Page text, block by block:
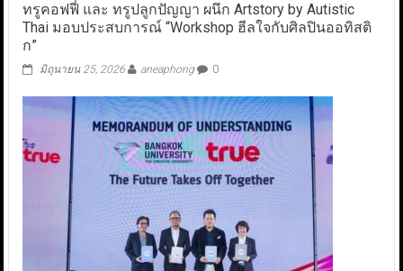
ทรูคอฟฟี่ และ ทรูปลูกปัญญา ผนึก Artstory by Autistic
Thai มอบประสบการณ์ “Workshop ฮีลใจกับศิลปินออทิสติ
ก”
มิถุนายน 25, 2026 aneaphong 0